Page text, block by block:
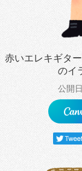
赤いエレキギタ
のイ
公開